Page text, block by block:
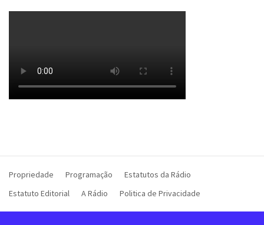
Propriedade Programação
Estatutos da Rádio
Estatuto Editorial
A Rádio Politica de Privacidade